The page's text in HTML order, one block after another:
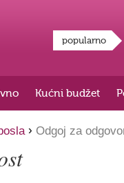
popularno
Kućni budžet
› Odgoj za